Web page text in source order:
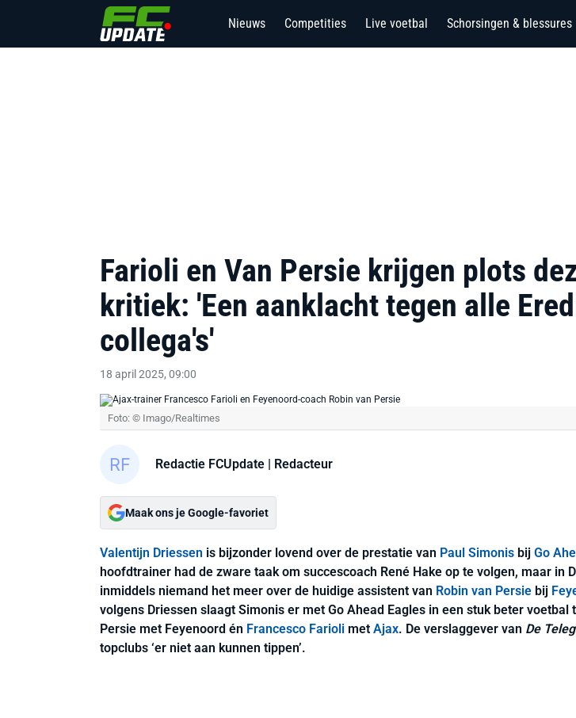
Nieuws Competities Live voetbal Schorsingen & blessures
Farioli en Van Persie krijgen plots
kritiek: 'Een aanklacht tegen alle
collega's'
18 april 2025, 09:00
Foto: © Imago/Realtimes
Redactie FCUpdate | Redacteur
Maak ons je Google-favoriet
Valentijn Driessen is bijzonder lovend over de prestatie van Paul Simonis bij Go
hoofdtrainer had de zware taak om succescoach René Hake op te volgen, maar in
inmiddels niemand het meer over de huidige assistent van Robin van Persie bij
volgens Driessen slaagt Simonis er met Go Ahead Eagles in een stuk beter voetbal
Persie met Feyenoord én Francesco Farioli met Ajax. De verslaggever van De
topclubs ‘er niet aan kunnen tippen’.